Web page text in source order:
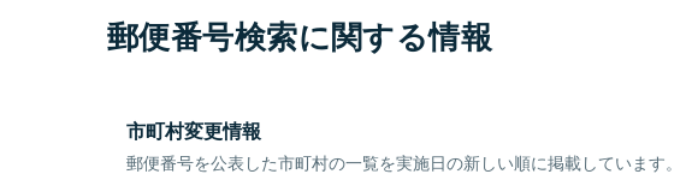
郵便番号検索に関する情報
市町村変更情報
郵便番号を公表した市町村の一覧を実施日の新しい順に掲載しています。